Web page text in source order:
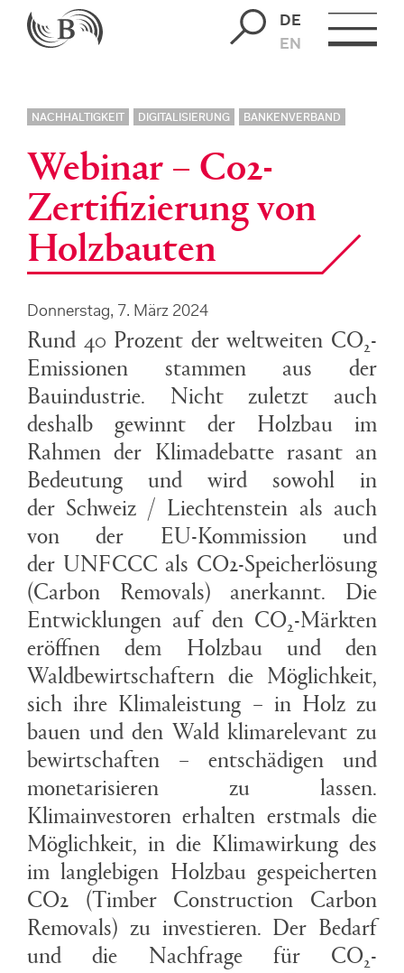
DE
EN
NACHHALTIGKEIT DIGITALISIERUNG BANKENVERBAND
Webinar – Co2-
Zertifizierung von
Holzbauten
Donnerstag, 7. März 2024
Rund 40 Prozent der weltweiten CO2-
Emissionen stammen aus der
Bauindustrie. Nicht zuletzt auch
deshalb gewinnt der Holzbau im
Rahmen der Klimadebatte rasant an
Bedeutung und wird sowohl in
der Schweiz / Liechtenstein als auch
von der EU-Kommission und
der UNFCCC als CO2-Speicherlösung
(Carbon Removals) anerkannt. Die
Entwicklungen auf den CO2-Märkten
eröffnen dem Holzbau und den
Waldbewirtschaftern die Möglichkeit,
sich ihre Klimaleistung – in Holz zu
bauen und den Wald klimarelevant zu
bewirtschaften – entschädigen und
monetarisieren zu lassen.
Klimainvestoren erhalten erstmals die
Möglichkeit, in die Klimawirkung des
im langlebigen Holzbau gespeicherten
CO2 (Timber Construction Carbon
Removals) zu investieren. Der Bedarf
und die Nachfrage für CO2-